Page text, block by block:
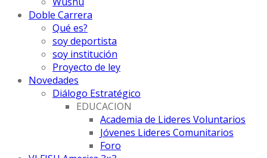
Doble Carrera
Qué es?
soy deportista
soy institución
Proyecto de ley
Novedades
Diálogo Estratégico
EDUCACION
Academia de Lideres Voluntarios
Jóvenes Lideres Comunitarios
Foro